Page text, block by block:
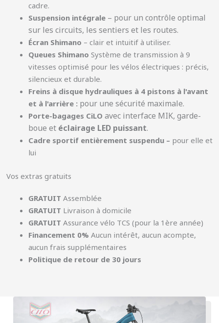
cadre.
Suspension intégrale – pour un contrôle optimal
sur les circuits, les sentiers et les routes.
Écran Shimano – clair et intuitif à utiliser.
Queues Shimano Système de transmission à 9
vitesses optimisé pour les vélos électriques : précis,
silencieux et durable.
Freins à disque hydrauliques à 4 pistons à l'avant
et à l'arrière : pour une sécurité maximale.
Porte-bagages CiLO avec interface MIK, garde-
boue et éclairage LED puissant.
Cadre sportif entièrement suspendu – pour elle et
lui
Vos extras gratuits
GRATUIT Assemblée
GRATUIT Livraison à domicile
GRATUIT Assurance vélo TCS (pour la 1ère année)
Financement 0% Aucun intérêt, aucun acompte,
aucun frais supplémentaires
Politique de retour de 30 jours